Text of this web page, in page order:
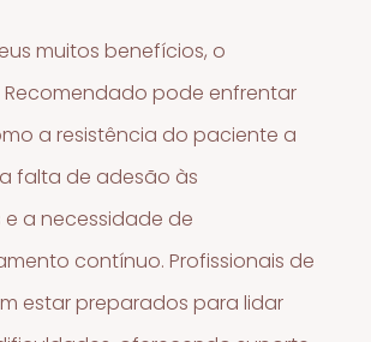
muitos benefícios, o
pode enfrentar
a resistência do paciente a
falta de adesão às
a necessidade de
contínuo. Profissionais de
estar preparados para lidar